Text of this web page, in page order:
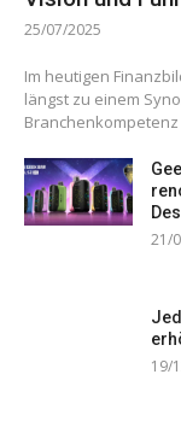
25/07/2025
Im heutigen
längst zu einem
21/
19/